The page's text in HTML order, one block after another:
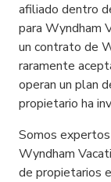
afiliado dentro
para Wyndham
un contrato de
raramente
operan un plan
propietario ha
Somos
Wyndham
de propietarios